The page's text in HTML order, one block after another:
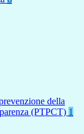
della
(PTPCT) 1